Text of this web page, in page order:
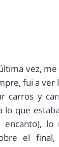
vez,
fui a ver
carros y
lo que
lo
el final,